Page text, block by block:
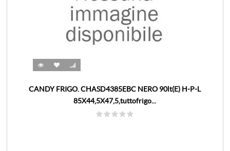
CANDY FRIGO. CHASD4385EBC NERO 90lt(E) H-P-L
85X44,5X47,5,tuttofrigo...